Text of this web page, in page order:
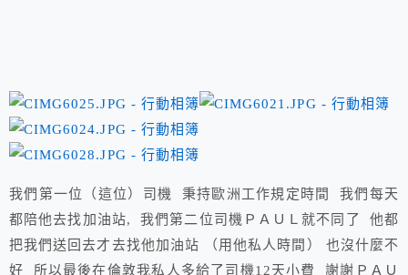
我們第一位（這位）司機 秉持歐洲工作規定時間 我們每天
都陪他去找加油站, 我們第二位司機ＰＡＵＬ就不同了 他都
把我們送回去才去找他加油站 （用他私人時間） 也沒什麼不
好 所以最後在倫敦我私人多給了司機12天小費 謝謝ＰＡＵ